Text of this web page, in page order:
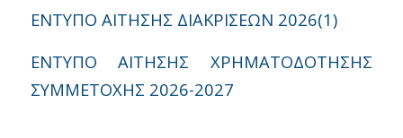
ΕΝΤΥΠΟ ΑΙΤΗΣΗΣ ΔΙΑΚΡΙΣΕΩΝ 2026(1)
ΕΝΤΥΠΟ ΑΙΤΗΣΗΣ ΧΡΗΜΑΤΟΔΟΤΗΣΗΣ
ΣΥΜΜΕΤΟΧΗΣ 2026-2027